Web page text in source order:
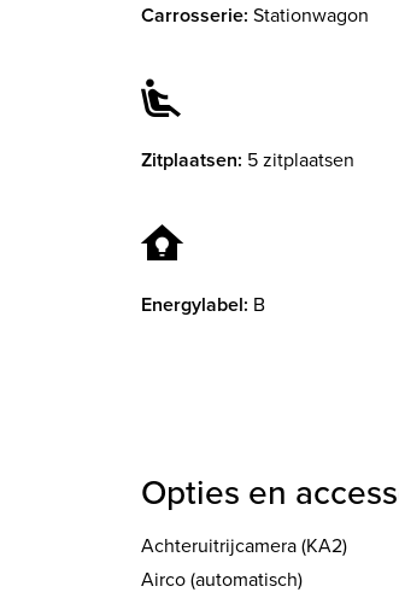
Carrosserie: Stationwagon
Zitplaatsen: 5 zitplaatsen
Energylabel: B
Opties en
Achteruitrijcamera (KA2)
Airco (automatisch)